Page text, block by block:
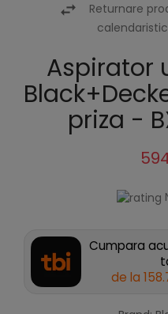
Returnare
Aspirator
priza -
Cumpara
de la